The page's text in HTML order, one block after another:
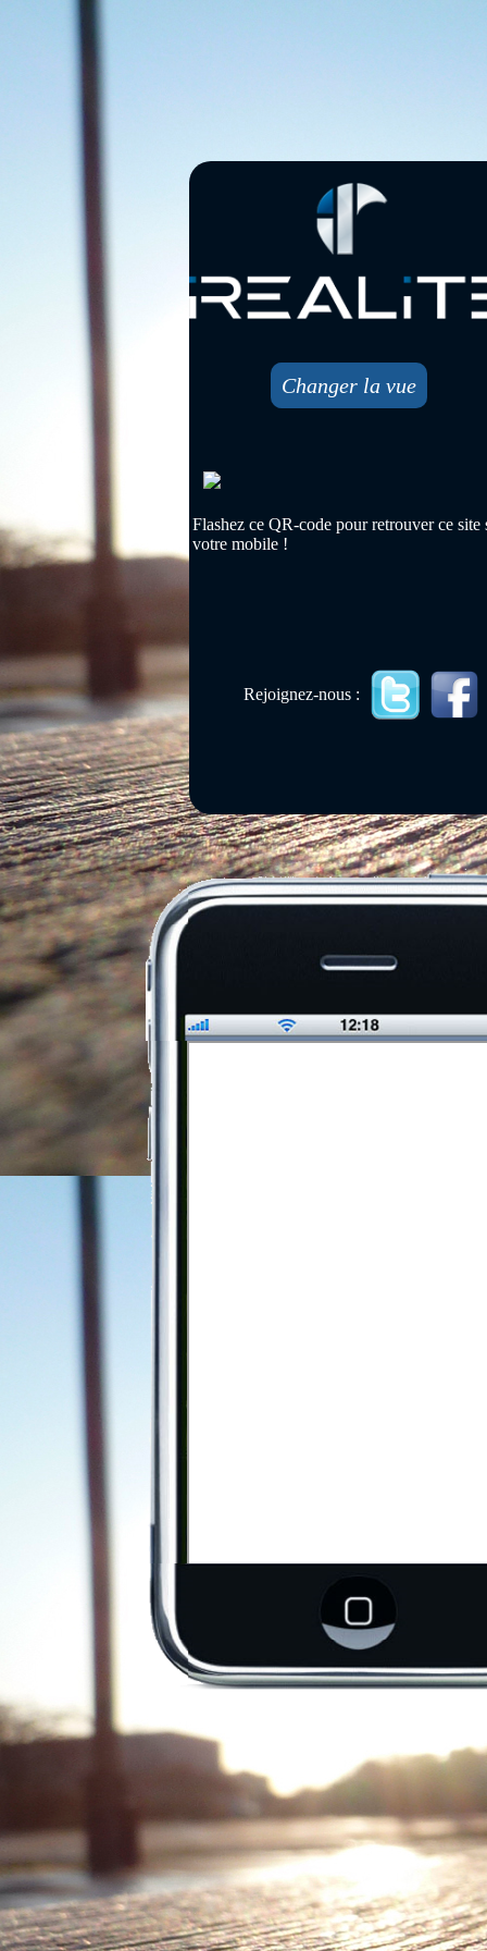
Changer la vue
Flashez ce QR-code pour retrouver ce site
votre mobile !
Rejoignez-nous :